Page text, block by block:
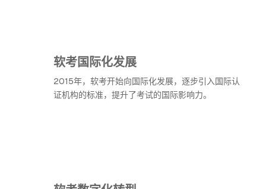
软考国际化发展
2015年，软考开始向国际化发展，逐步引入国际认
证机构的标准，提升了考试的国际影响力。